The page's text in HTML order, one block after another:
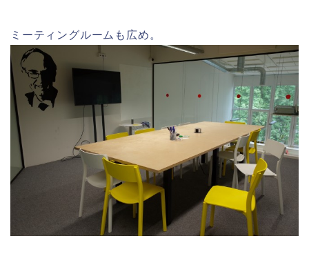
ミーティングルームも広め。